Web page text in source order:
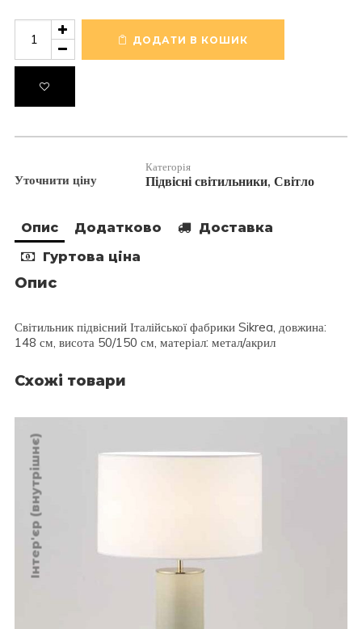
Світильник
підвісний
Sikrea
кількість
ДОДАТИ В КОШИК
Уточнити ціну
Категорія
Підвісні світильники, Світло
Опис Додатково
Доставка
Гуртова ціна
Опис
Світильник підвісний Італійської фабрики Sikrea, довжина:
148 см, висота 50/150 см, матеріал: метал/акрил
Схожі товари
Інтер'єр (внутрішнє)